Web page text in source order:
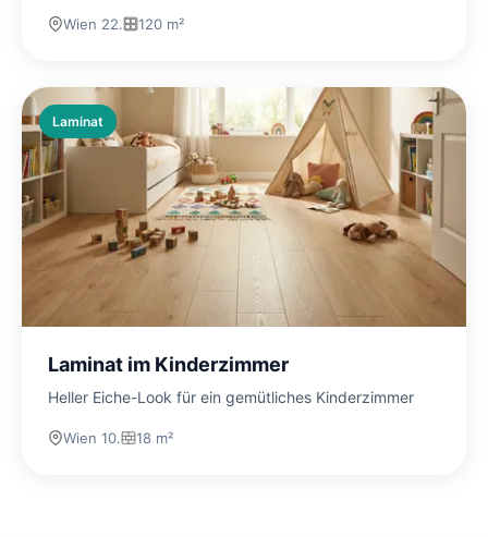
Wien 22. 120 m²
Laminat
Laminat im Kinderzimmer
Heller Eiche-Look für ein gemütliches Kinderzimmer
Wien 10. 18 m²